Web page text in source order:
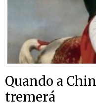
Quando a
tremerá